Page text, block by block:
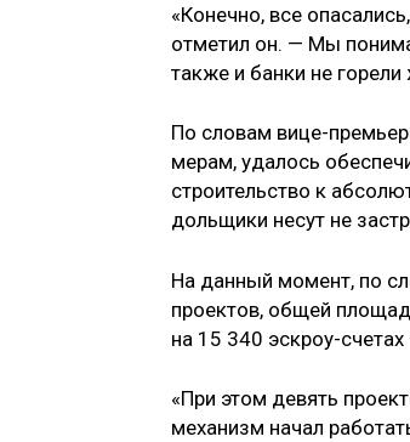
«Конечно, все
отметил он. — Мы
также и банки не
По словам вице-
мерам, удалось
строительство к
дольщики несут не
На данный момент, по
проектов, общей
на 15 340 эскроу-
«При этом девять
механизм начал